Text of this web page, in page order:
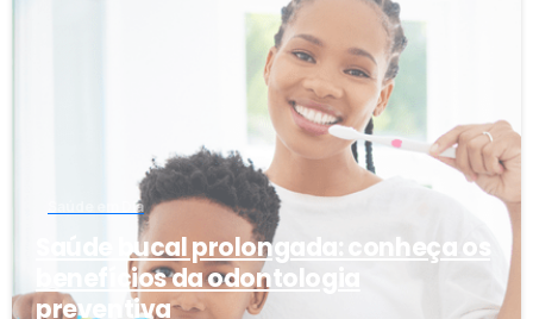
Saúde em Dia
Saúde bucal prolongada: conheça os
benefícios da odontologia
preventiva